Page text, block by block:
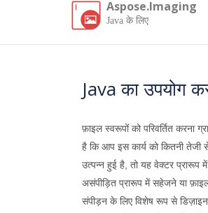
Aspose.Imaging
Java के लिए
Java का उपयोग
फ़ाइल स्वरूपों को परिवर्तित करना
है कि आप इस कार्य को कितनी तेजी
उत्पन्न हुई है, तो यह वेक्टर प्रारूप
असंपीड़ित प्रारूप में सहेजने या
संपीड़न के लिए विशेष रूप से डिज़ाइन